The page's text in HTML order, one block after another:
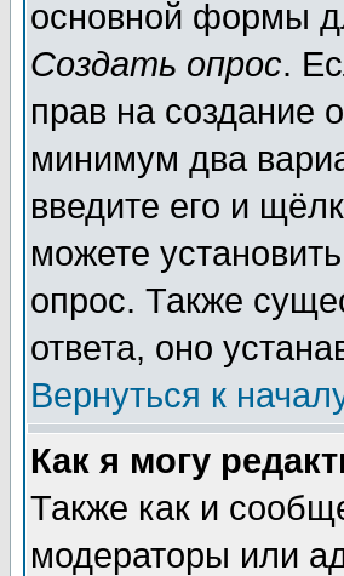
основной формы
Создать опрос.
прав на создание
минимум два
введите его и
можете
опрос. Также
ответа, оно
Вернуться к
Как я могу
Также как и
модераторы или